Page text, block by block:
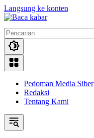
Langsung ke konten
Pedoman Media Siber
Redaksi
Tentang Kami